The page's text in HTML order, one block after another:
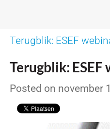
Terugblik: ESEF
Terugblik: ESEF
Posted on november